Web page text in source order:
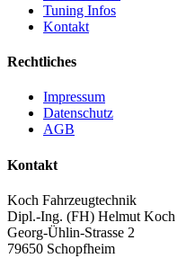
Tuning Infos
Kontakt
Rechtliches
Impressum
Datenschutz
AGB
Kontakt
Koch Fahrzeugtechnik
Dipl.-Ing. (FH) Helmut Koch
Georg-Ühlin-Strasse 2
79650 Schopfheim